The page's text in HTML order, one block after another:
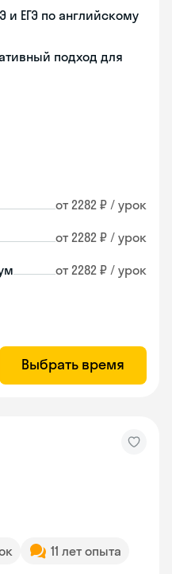
и ЕГЭ по английскому
подход для
от 2282 ₽ / урок
от 2282 ₽ / урок
от 2282 ₽ / урок
Выбрать время
11 лет опыта